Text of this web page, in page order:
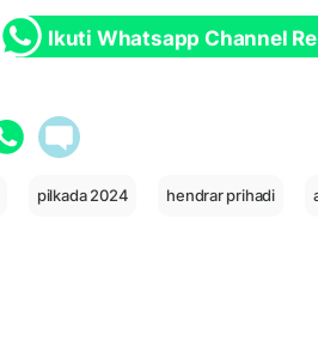
Ikuti Whatsapp Channel
pilkada 2024 hendrar prihadi